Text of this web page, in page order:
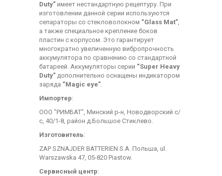
Duty” имеет нестандартную рецептуру. При
изготовлении данной серии используются
сепараторы со стекловолокном “Glass Mat”,
а также специальное крепление боков
пластин с корпусом. Это гарантирует
многократно увеличенную вибропрочность
аккумулятора по сравнению со стандартной
батареей. Аккумуляторы серии “Super Heavy
Duty” дополнительно оснащены индикатором
заряда “Magic eye”.
Импортер:
ООО "РИМБАТ", Минский р-н, Новодворский с/
с, 40/1-8, район д.Большое Стиклево.
Изготовитель:
ZAP SZNAJDER BATTERIEN S.A. Польша, ul.
Warszawska 47, 05-820 Piastow.
Сервисный центр: